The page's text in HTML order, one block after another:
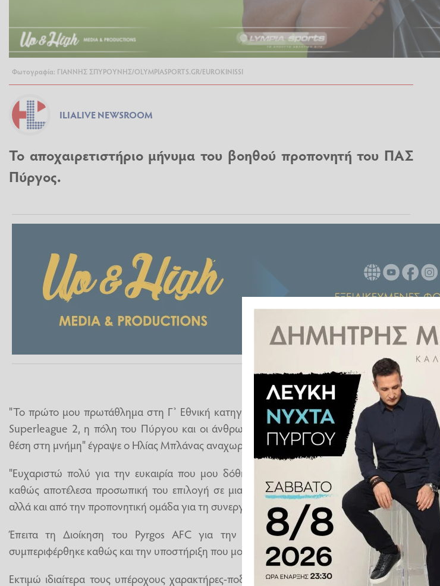
Φωτογραφία: ΓΙΑΝΝΗΣ ΣΠΥΡΟΥΝΗΣ/OLYMPIASPORTS.GR/EUROKINISSI
ILIALIVE NEWSROOM
Το αποχαιρετιστήριο μήνυμα του βοηθού προπονητή του ΠΑΣ
Πύργος.
"Το πρώτο μου πρωτάθλημα στη Γ’ Εθνική κατηγορία και η διαφαινόμενη άνοδος στη
Superleague 2, η πόλη του Πύργου και οι άνθρωποί της βρίσκονται ήδη σε περίοπτη
θέση στη μνήμη" έγραψε ο Ηλίας Μπλάνας αναχωρώντας από τον Πύργο.
"Ευχαριστώ πολύ για την ευκαιρία που μου δόθηκε πρωτίστως από τον προπονητή,
καθώς αποτέλεσα προσωπική του επιλογή σε μια ομάδα καθολικού πρωταθλητισμού,
αλλά και από την προπονητική ομάδα για τη συνεργασία.
Έπειτα τη Διοίκηση του Pyrgos AFC για την εκτίμηση και τον τρόπο που μου
συμπεριφέρθηκε καθώς και την υποστήριξη που μου παρείχε.
Εκτιμώ ιδιαίτερα τους υπέροχους χαρακτήρες-ποδοσφαιριστές που μου επέτρεψαν να